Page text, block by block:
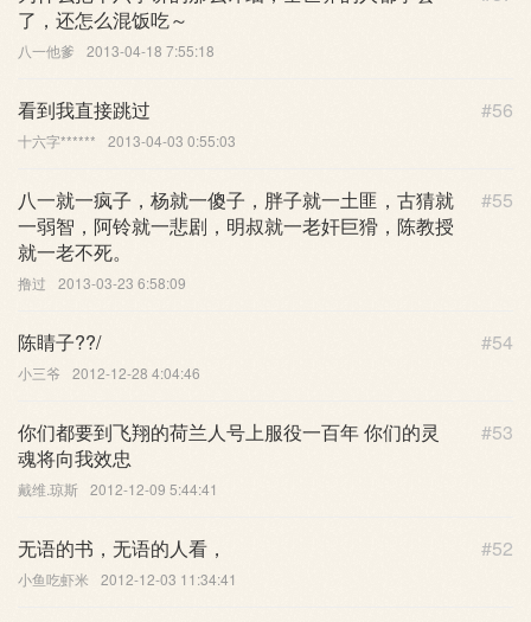
了，还怎么混饭吃～
八一他爹 2013-04-18 7:55:18
#56
看到我直接跳过
十六字****** 2013-04-03 0:55:03
#55
八一就一疯子，杨就一傻子，胖子就一土匪，古猜就
一弱智，阿铃就一悲剧，明叔就一老奸巨猾，陈教授
就一老不死。
撸过 2013-03-23 6:58:09
#54
陈睛子??/
小三爷 2012-12-28 4:04:46
#53
你们都要到飞翔的荷兰人号上服役一百年 你们的灵
魂将向我效忠
戴维.琼斯 2012-12-09 5:44:41
#52
无语的书，无语的人看，
小鱼吃虾米 2012-12-03 11:34:41